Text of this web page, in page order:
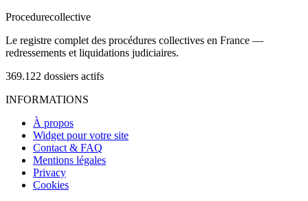
Procedurecollective
Le registre complet des procédures collectives en France —
redressements et liquidations judiciaires.
369.122 dossiers actifs
INFORMATIONS
À propos
Widget pour votre site
Contact & FAQ
Mentions légales
Privacy
Cookies